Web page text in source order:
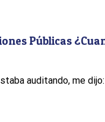
Públicas
auditando, me